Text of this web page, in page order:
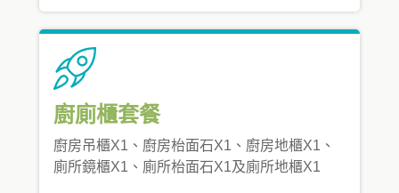
廚廁櫃套餐
廚房吊櫃X1、廚房枱面石X1、廚房地櫃X1、
廁所鏡櫃X1、廁所枱面石X1及廁所地櫃X1